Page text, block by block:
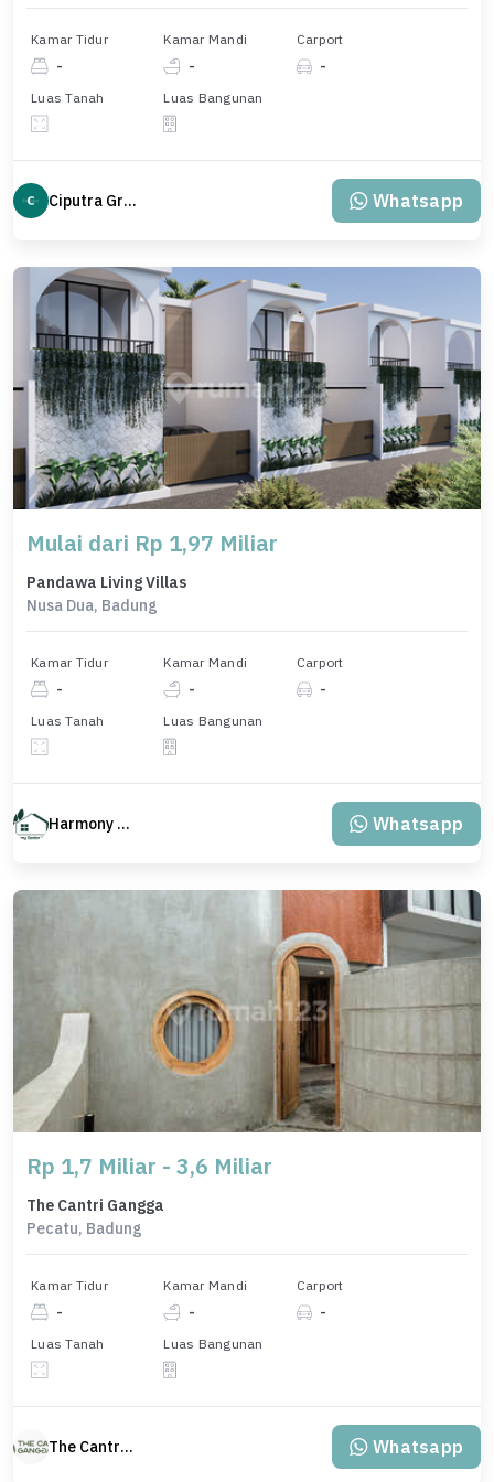
Kamar Tidur
-
Kamar Mandi
-
Carport
-
Luas Tanah Luas Bangunan
Ciputra Group Whatsapp
Mulai dari Rp 1,97 Miliar
Pandawa Living Villas
Nusa Dua, Badung
Kamar Tidur
-
Kamar Mandi
-
Carport
-
Luas Tanah Luas Bangunan
Harmony Property Whatsapp
Rp 1,7 Miliar - 3,6 Miliar
The Cantri Gangga
Pecatu, Badung
Kamar Tidur
-
Kamar Mandi
-
Carport
-
Luas Tanah Luas Bangunan
The Cantri Gangga Whatsapp